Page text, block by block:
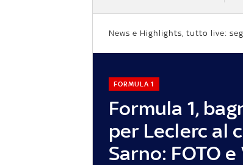
News e Highlights, tutto live:
Formula 1,
per Leclerc al
Sarno: FOTO e
FORMULA 1